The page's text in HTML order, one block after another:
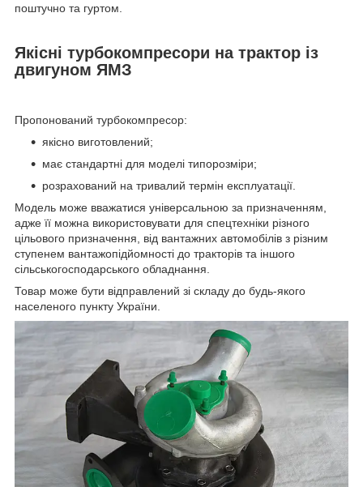
поштучно та гуртом.
Якісні турбокомпресори на трактор із
двигуном ЯМЗ
Пропонований турбокомпресор:
якісно виготовлений;
має стандартні для моделі типорозміри;
розрахований на тривалий термін експлуатації.
Модель може вважатися універсальною за призначенням,
адже її можна використовувати для спецтехніки різного
цільового призначення, від вантажних автомобілів з різним
ступенем вантажопідйомності до тракторів та іншого
сільськогосподарського обладнання.
Товар може бути відправлений зі складу до будь-якого
населеного пункту України.